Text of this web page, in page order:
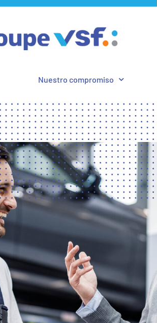
Nuestro compromiso